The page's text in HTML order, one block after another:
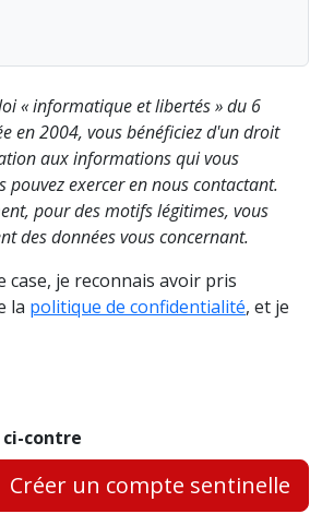
« informatique et libertés » du 6
en 2004, vous bénéficiez d'un droit
aux informations qui vous
pouvez exercer en nous contactant.
pour des motifs légitimes, vous
des données vous concernant.
case, je reconnais avoir pris
la politique de confidentialité, et je
contre
Créer un compte sentinelle